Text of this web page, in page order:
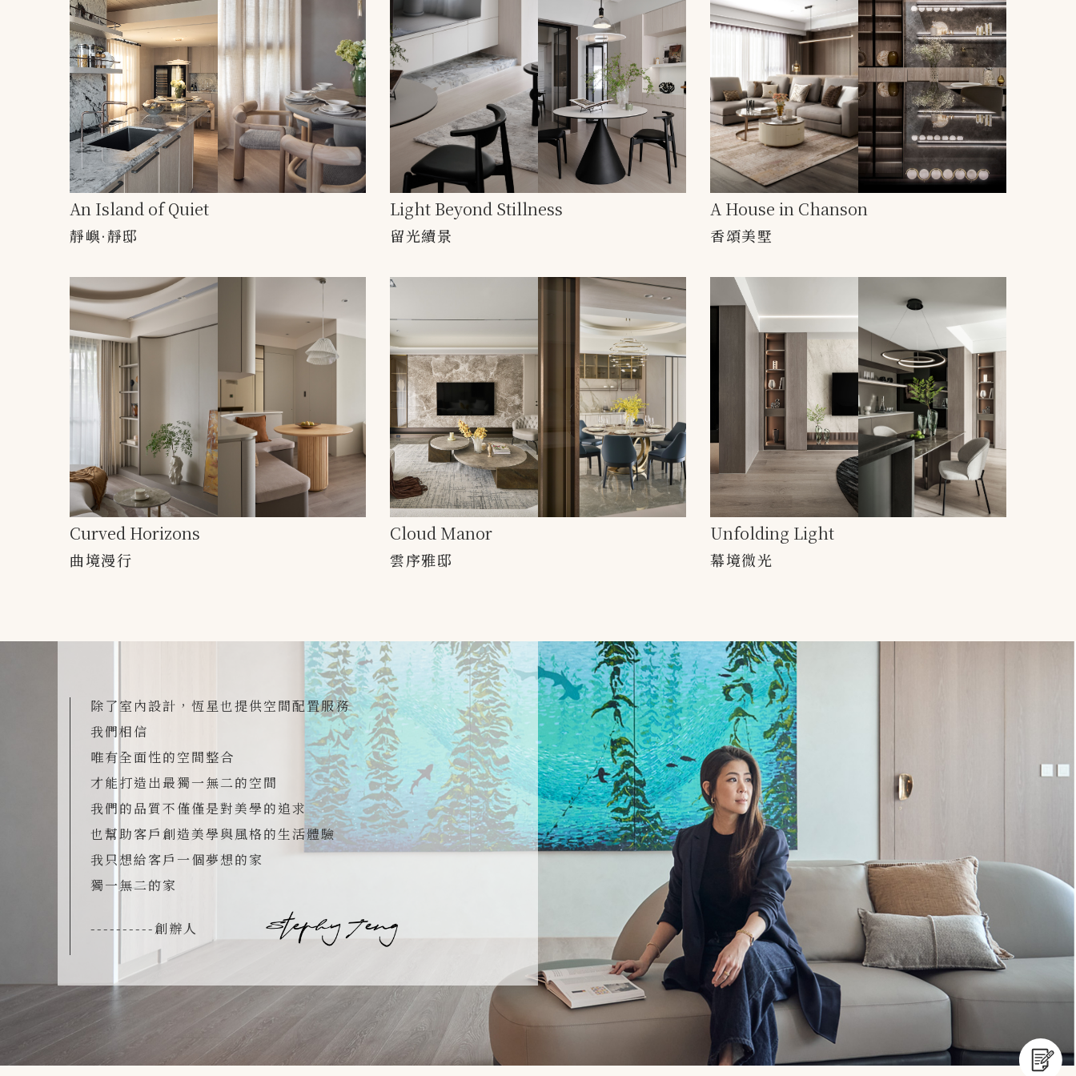
An Island of Quiet
靜嶼·靜邸
Light Beyond Stillness
留光續景
A House in Chanson
香頌美墅
Curved Horizons
曲境漫行
Cloud Manor
雲序雅邸
Unfolding Light
幕境微光
除了室內設計，恆星也提供空間配置服務
我們相信
唯有全面性的空間整合
才能打造出最獨一無二的空間
我們的品質不僅僅是對美學的追求
也幫助客戶創造美學與風格的生活體驗
我只想給客戶一個夢想的家
獨一無二的家
----------創辦人